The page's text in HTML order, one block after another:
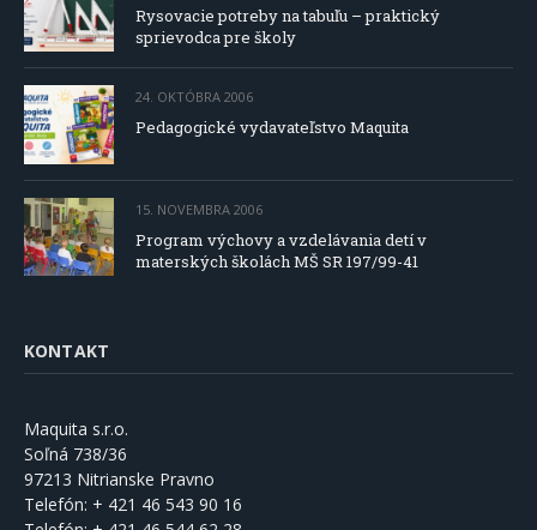
Rysovacie potreby na tabuľu – praktický
sprievodca pre školy
24. OKTÓBRA 2006
Pedagogické vydavateľstvo Maquita
15. NOVEMBRA 2006
Program výchovy a vzdelávania detí v
materských školách MŠ SR 197/99-41
KONTAKT
Maquita s.r.o.
Soľná 738/36
97213 Nitrianske Pravno
Telefón: + 421 46 543 90 16